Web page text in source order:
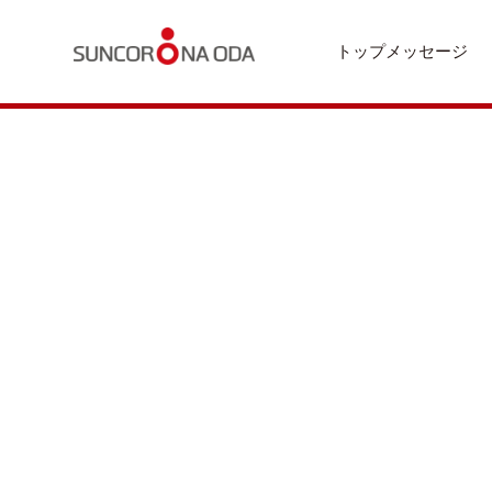
トップメッセージ